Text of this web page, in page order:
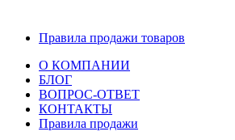
Правила продажи товаров
О КОМПАНИИ
БЛОГ
ВОПРОС-ОТВЕТ
КОНТАКТЫ
Правила продажи